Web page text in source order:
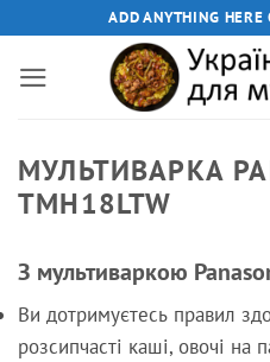
ADD ANYTHING HERE
МУЛЬТИВАРКА
TMH18LTW
З мультиваркою
Ви дотримуєтесь правил
розсипчасті каші, овочі на